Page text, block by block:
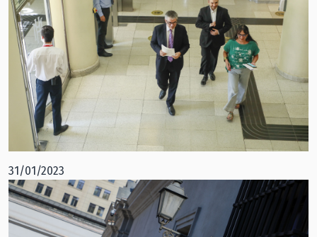
31/01/2023